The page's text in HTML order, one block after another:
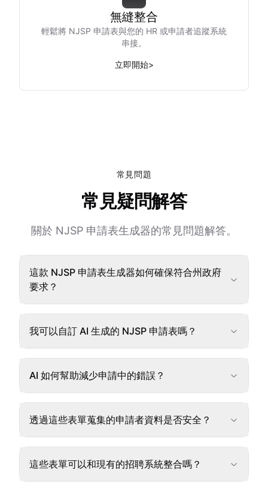
無縫整合
輕鬆將 NJSP 申請表與您的 HR 或申請者追蹤系統
串接。
立即開始>
常見問題
常見疑問解答
關於 NJSP 申請表生成器的常見問題解答。
這款 NJSP 申請表生成器如何確保符合州政府
要求？
我可以自訂 AI 生成的 NJSP 申請表嗎？
AI 如何幫助減少申請中的錯誤？
透過這些表單蒐集的申請者資料是否安全？
這些表單可以和現有的招聘系統整合嗎？